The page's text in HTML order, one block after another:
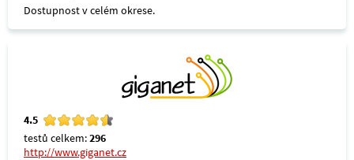
Dostupnost v celém okrese.
4.5
testů celkem:296
http://www.giganet.cz